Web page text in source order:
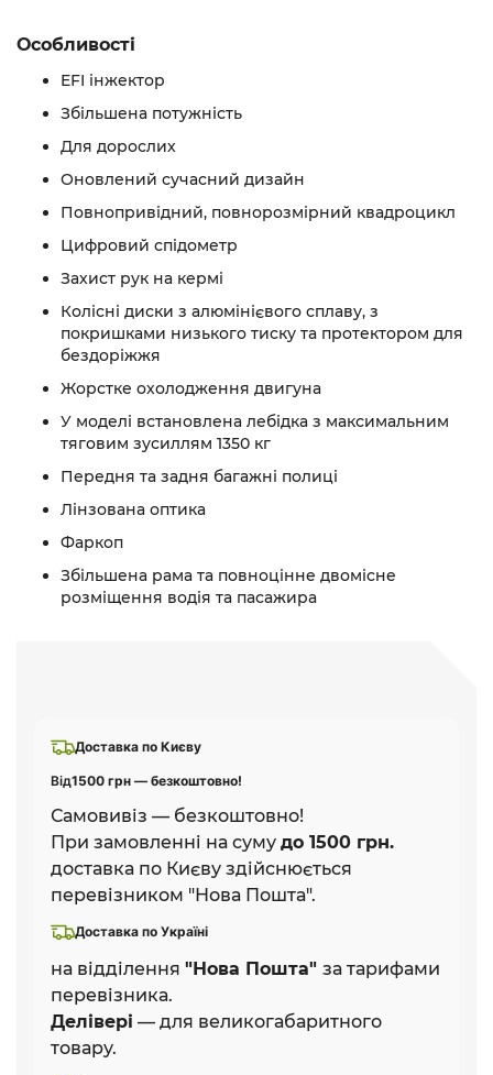
Доставка по Києву
Від1500 грн — безкоштовно!
Самовивіз — безкоштовно!
При замовленні на суму до 1500 грн.
доставка по Києву здійснюється
перевізником "Нова Пошта".
Доставка по Україні
на відділення "Нова Пошта" за тарифами
перевізника.
Делівері — для великогабаритного
товару.
Особливості
EFI інжектор
Збільшена потужність
Для дорослих
Оновлений сучасний дизайн
Повнопривідний, повнорозмірний квадроцикл
Цифровий спідометр
Захист рук на кермі
Колісні диски з алюмінієвого сплаву, з
покришками низького тиску та протектором для
бездоріжжя
Жорстке охолодження двигуна
У моделі встановлена ​​лебідка з максимальним
тяговим зусиллям 1350 кг
Передня та задня багажні полиці
Лінзована оптика
Фаркоп
Збільшена рама та повноцінне двомісне
розміщення водія та пасажира